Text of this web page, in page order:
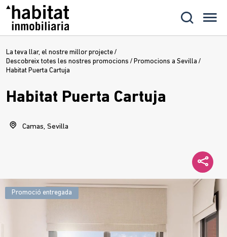
La teva llar, el nostre millor projecte /
Descobreix totes les nostres promocions / Promocions a Sevilla /
Habitat Puerta Cartuja
Habitat Puerta Cartuja
Camas, Sevilla
Promoció entregada